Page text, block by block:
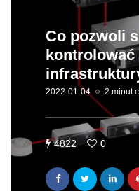
Co pozwoli
kontrolować
2022-01-04 2 minut
4822 0